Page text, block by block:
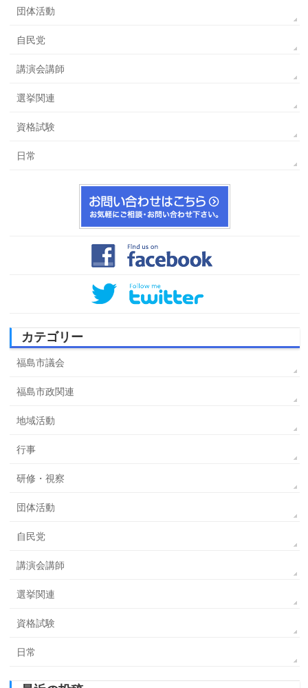
団体活動
自民党
講演会講師
選挙関連
資格試験
日常
カテゴリー
福島市議会
福島市政関連
地域活動
行事
研修・視察
団体活動
自民党
講演会講師
選挙関連
資格試験
日常